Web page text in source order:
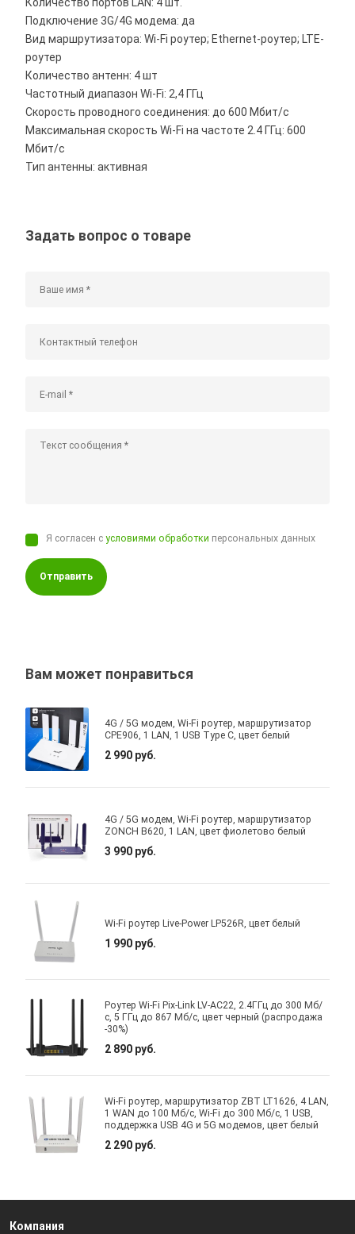
Подключение 3G/4G модема: да
Вид маршрутизатора: Wi-Fi роутер; Ethernet-роутер; LTE-
роутер
Количество антенн: 4 шт
Частотный диапазон Wi-Fi: 2,4 ГГц
Скорость проводного соединения: до 600 Мбит/с
Максимальная скорость Wi-Fi на частоте 2.4 ГГц: 600
Мбит/с
Тип антенны: активная
Задать вопрос о товаре
Я согласен сусловиями обработки персональных данных
Отправить
Вам может понравиться
4G / 5G модем, Wi-Fi роутер, маршрутизатор
CPE906, 1 LAN, 1 USB Type C, цвет белый
2 990 руб.
4G / 5G модем, Wi-Fi роутер, маршрутизатор
ZONCH B620, 1 LAN, цвет фиолетово белый
3 990 руб.
Wi-Fi роутер Live-Power LP526R, цвет белый
1 990 руб.
Роутер Wi-Fi Pix-Link LV-AC22, 2.4ГГц до 300 Мб/
с, 5 ГГц до 867 Мб/с, цвет черный (распродажа
-30%)
2 890 руб.
Wi-Fi роутер, маршрутизатор ZBT LT1626, 4 LAN,
1 WAN до 100 Мб/с, Wi-Fi до 300 Мб/с, 1 USB,
поддержка USB 4G и 5G модемов, цвет белый
2 290 руб.
Компания